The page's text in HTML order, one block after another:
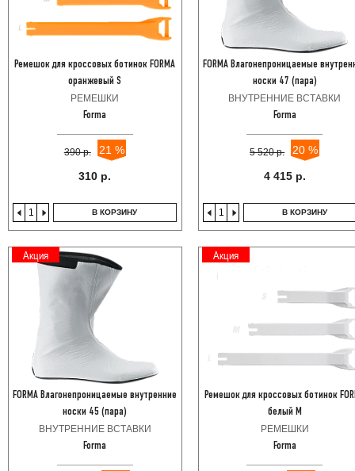
Ремешок для кроссовых ботинок FORMA
оранжевый S
РЕМЕШКИ
Forma
390 р. 21 %
310 р.
В КОРЗИНУ
FORMA Влагонепроницаемые
носки 47 (пара)
ВНУТРЕННИЕ ВСТАВКИ
Forma
5 520 р. 20 %
4 415 р.
В КОРЗИНУ
Акция
FORMA Влагонепроницаемые внутренние
носки 45 (пара)
ВНУТРЕННИЕ ВСТАВКИ
Forma
Акция
Ремешок для кроссовых ботинок
белый M
РЕМЕШКИ
Forma